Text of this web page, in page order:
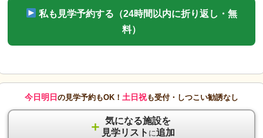
私も見学予約する（24時間以内に折り返し・無
料）
今日明日 の見学予約もOK！ 土日祝も受付・しつこい勧誘なし
＋ 気になる施設を
見学リスト に追加